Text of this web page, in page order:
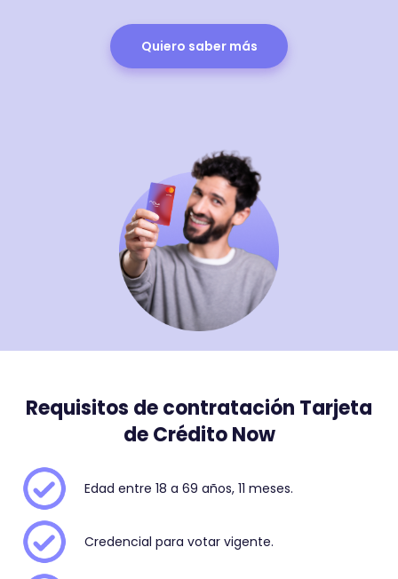
Quiero saber más
Requisitos de contratación Tarjeta
de Crédito Now
Edad entre 18 a 69 años, 11 meses.
Credencial para votar vigente.